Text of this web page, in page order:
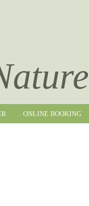
ONLINE BOOKING